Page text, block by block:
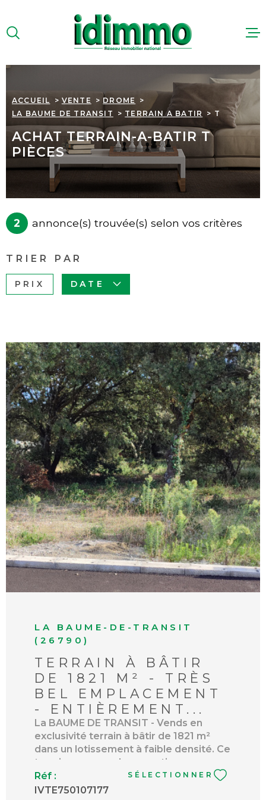
la
menu
contenu
ACHETER
LOUER
ESTIMER
QUI
ACTUALITÉS
BLOG
ACCUEIL VENTE
DROME
LA BAUME DE TRANSIT
TERRAIN A BATIR T
ACHAT TERRAIN-A-BATIR T
PIÈCES
2 annonce(s) trouvée(s) selon vos critères
TRIER PAR
PRIX DATE
LA BAUME-DE-TRANSIT
(26790)
TERRAIN À BÂTIR
DE 1821 M² - TRÈS
BEL EMPLACEMENT
- ENTIÈREMENT...
La BAUME DE TRANSIT - Vends en
exclusivité terrain à bâtir de 1821 m²
dans un lotissement à faible densité. Ce
terrain comprend une partie
constructible de 544 m² avec une
emprise au sol de 250 m².Terrain
Réf :
IVTE750107177
SÉLECTIONNER
VOIR LE BIEN
VOTRE
RECHERCHE
TYPE
D'OFFRE
VENTE
TYPE
DE
BIEN
TYPE DE BIEN
PAYS
PAYS
VILLE
VILLE
Pièces
PIÈCES
RÉFÉRENCE
CRITÈRES
SUPPLÉMENTAIRES
Piscine
Parking
Terrasse
RECHERCHER